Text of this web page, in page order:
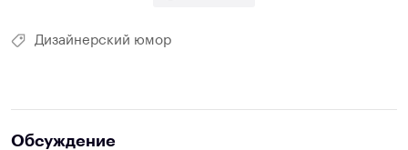
Дизайнерский юмор
Обсуждение